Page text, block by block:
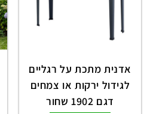
אדנית מתכת על רגליים
לגידול ירקות או צמחים
דגם 1902 שחור